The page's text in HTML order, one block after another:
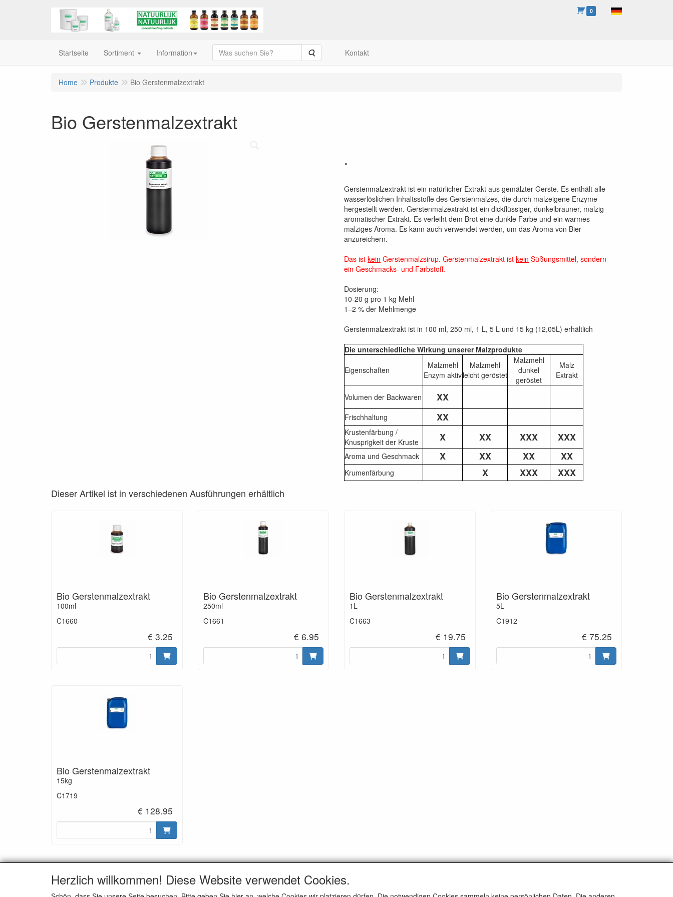
0
Startseite Sortiment Information Suche Kontakt
Home Produkte Bio Gerstenmalzextrakt
Bio Gerstenmalzextrakt
.
Gerstenmalzextrakt ist ein natürlicher Extrakt aus gemälzter Gerste. Es enthält alle
wasserlöslichen Inhaltsstoffe des Gerstenmalzes, die durch malzeigene Enzyme
hergestellt werden. Gerstenmalzextrakt ist ein dickflüssiger, dunkelbrauner, malzig-
aromatischer Extrakt. Es verleiht dem Brot eine dunkle Farbe und ein warmes
malziges Aroma. Es kann auch verwendet werden, um das Aroma von Bier
anzureichern.
Das ist kein Gerstenmalzsirup. Gerstenmalzextrakt ist kein Süßungsmittel, sondern
ein Geschmacks- und Farbstoff.
Dosierung:
10-20 g pro 1 kg Mehl
1–2 % der Mehlmenge
Gerstenmalzextrakt ist in 100 ml, 250 ml, 1 L, 5 L und 15 kg (12,05L) erhältlich
Die unterschiedliche Wirkung unserer Malzprodukte
Eigenschaften
Malzmehl
Enzym aktiv
Malzmehl
leicht geröstet
Malzmehl
dunkel
geröstet
Malz
Extrakt
Volumen der Backwaren XX
Frischhaltung XX
Krustenfärbung /
Knusprigkeit der Kruste
X XX XXX XXX
Aroma und Geschmack X XX XX XX
Krumenfärbung X XXX
XXX
Dieser Artikel ist in verschiedenen Ausführungen erhältlich
Bio Gerstenmalzextrakt
100ml
C1660
€ 3.25
Bio Gerstenmalzextrakt
250ml
C1661
€ 6.95
Bio Gerstenmalzextrakt
1L
C1663
€ 19.75
Bio Gerstenmalzextrakt
5L
C1912
€ 75.25
Bio Gerstenmalzextrakt
15kg
C1719
€ 128.95
*Bio
Herzlich willkommen! Diese Website verwendet Cookies.